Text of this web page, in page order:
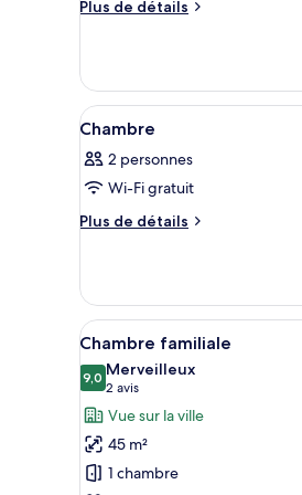
Plus de détails
Plus
Suite,
chambres
Afficher
toutes
les
photos
pour
de
chambre :
Chambre
10
Chambre
2 personnes
Wi-Fi gratuit
Plus de détails
Plus
Chambre
Afficher
toutes
les
photos
pour
ce
type
4
Chambre familiale
9,09,0 sur 10
Merveilleux
2 avis
(2 avis)
Vue sur la ville
45 m²
1 chambre